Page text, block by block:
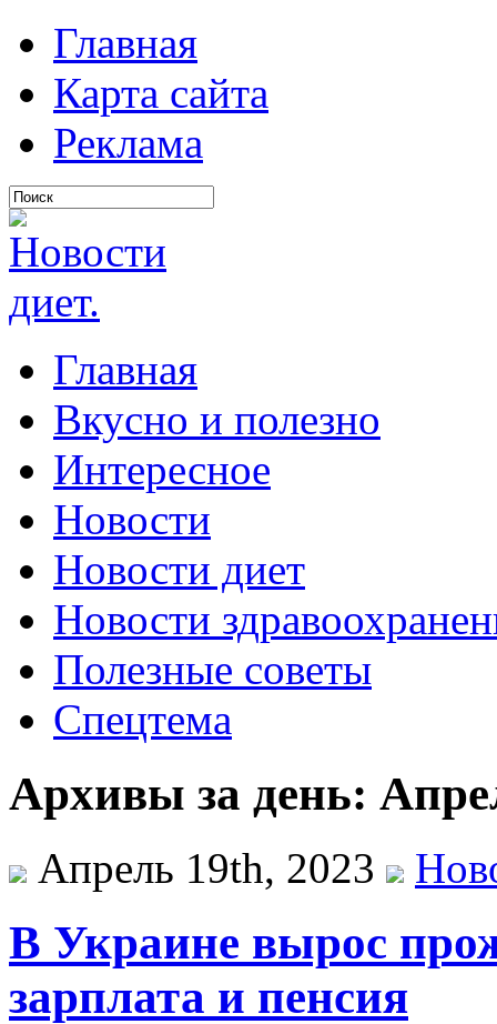
Главная
Карта сайта
Реклама
Главная
Вкусно и полезно
Интересное
Новости
Новости диет
Новости
Полезные советы
Спецтема
Архивы за день:
Апрель 19th, 2023
В Украине вырос
зарплата и пенсия